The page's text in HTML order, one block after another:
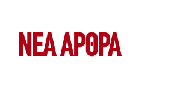
ΝΕΑ ΆΡΘΡΑ